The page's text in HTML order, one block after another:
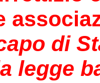
di
legge